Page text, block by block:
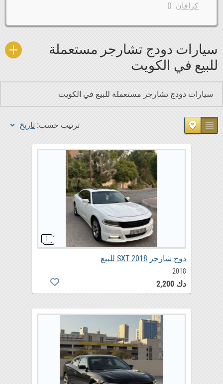
كرافان 0
سيارات دودج تشارجر مستعملة
للبيع في الكويت
سيارات دودج تشارجر مستعملة للبيع في الكويت
ترتيب حسب: تاريخ
دوج شارجر 2018 SXT للبيع
2018
دك 2,200